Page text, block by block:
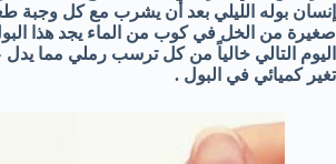
إنسان بوله الليلي بعد أن يشرب مع كل وجبة
صغيرة من الخل في كوب من الماء يجد هذا
اليوم التالي خالياً من كل ترسب رملي مما
تغير كميائي في البول .